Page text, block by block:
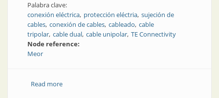
Palabra clave:
conexión eléctrica protección eléctria sujeción de
cables conexión de cables cableado cable
tripolar cable dual cable unipolar TE Connectivity
Node reference:
Meor
Read moreabout Abrazaderas para cables